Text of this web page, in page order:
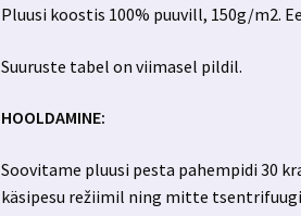
Pluusi koostis 100% puuvill, 150g/m2.
Suuruste tabel on viimasel pildil.
HOOLDAMINE:
Soovitame pluusi pesta pahempidi 30
käsipesu režiimil ning mitte